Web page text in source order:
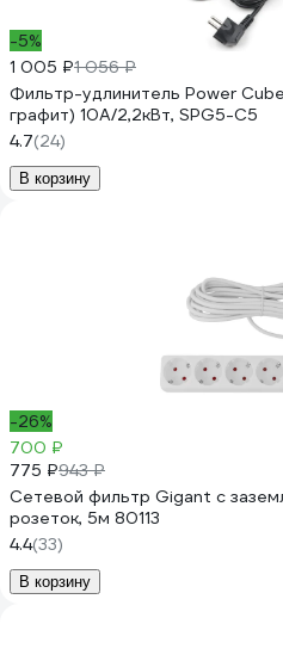
-5%
1 005 ₽1 056 ₽
Фильтр-удлинитель Power
графит) 10А/2,2кВт, SPG5-С5
4.7(24)
В корзину
-26%
700 ₽
775 ₽943 ₽
Сетевой фильтр Gigant с
розеток, 5м 80113
4.4(33)
В корзину